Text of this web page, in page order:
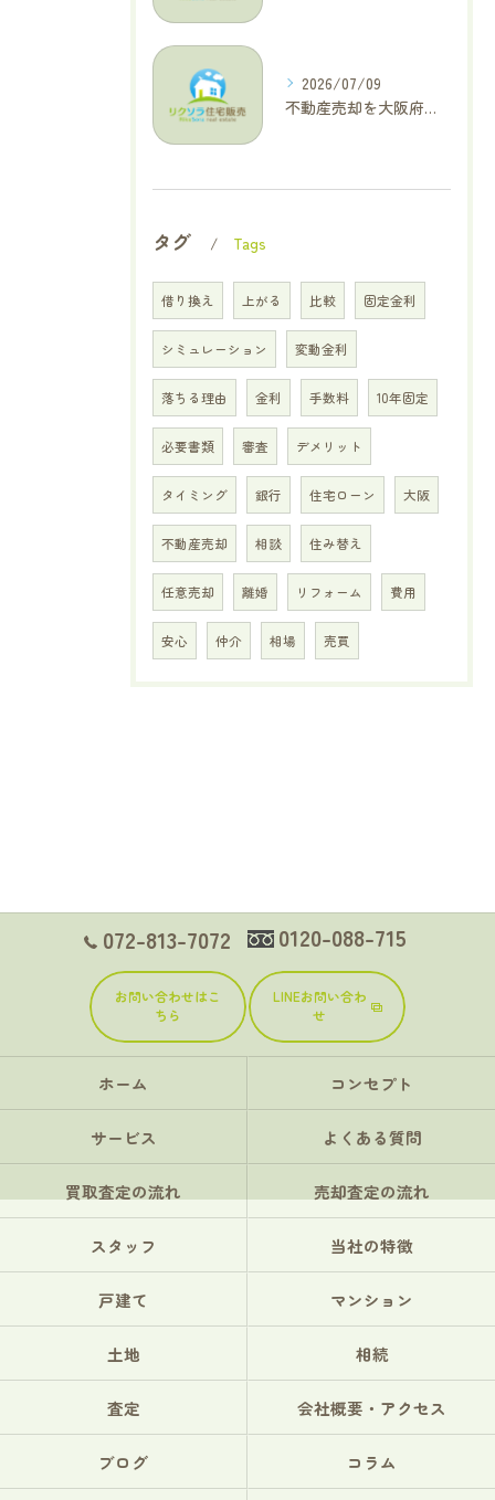
2026/07/09
不動産売却を大阪府交野市で成功に導く三大タブー回避と高価格査定の極意
タグ Tags
借り換え 上がる 比較 固定金利
シミュレーション 変動金利
落ちる理由 金利 手数料 10年固定
必要書類 審査 デメリット
タイミング 銀行 住宅ローン 大阪
不動産売却 相談 住み替え
任意売却 離婚 リフォーム 費用
安心 仲介 相場 売買
072-813-7072 0120-088-715
お問い合わせはこ
ちら
LINEお問い合わ
せ
ホーム コンセプト
サービス よくある質問
買取査定の流れ 売却査定の流れ
スタッフ 当社の特徴
戸建て マンション
土地 相続
査定 会社概要・アクセス
ブログ コラム